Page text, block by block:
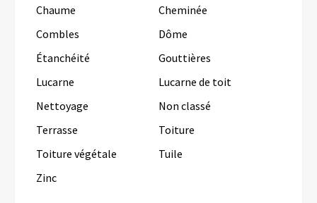
Chaume
Cheminée
Combles
Dôme
Étanchéité
Gouttières
Lucarne
Lucarne de toit
Nettoyage
Non classé
Terrasse
Toiture
Toiture végétale
Tuile
Zinc